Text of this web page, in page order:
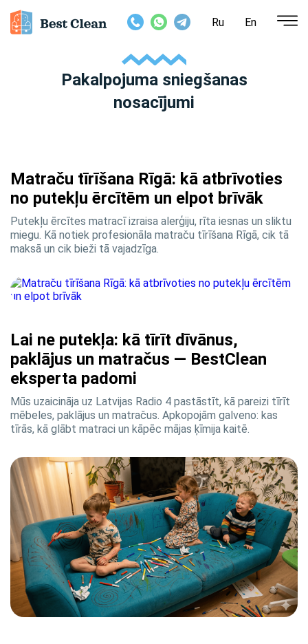
Ru En
Pakalpojuma sniegšanas
nosacījumi
Matraču tīrīšana Rīgā: kā atbrīvoties
no putekļu ērcītēm un elpot brīvāk
Putekļu ērcītes matracī izraisa alerģiju, rīta iesnas un sliktu
miegu. Kā notiek profesionāla matraču tīrīšana Rīgā, cik tā
maksā un cik bieži tā vajadzīga.
Lai ne putekļa: kā tīrīt dīvānus,
paklājus un matračus — BestClean
eksperta padomi
Mūs uzaicināja uz Latvijas Radio 4 pastāstīt, kā pareizi tīrīt
mēbeles, paklājus un matračus. Apkopojām galveno: kas
tīrās, kā glābt matraci un kāpēc mājas ķīmija kaitē.